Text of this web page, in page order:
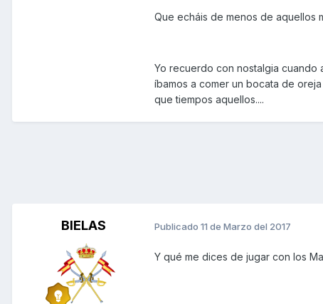
Que echáis de menos de aquellos
Yo recuerdo con nostalgia cuando
íbamos a comer un bocata de
que tiempos aquellos....
BIELAS Publicado 11 de Marzo del 2017
Y qué me dices de jugar con los